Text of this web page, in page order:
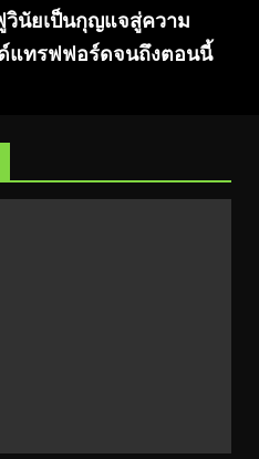
นัยเป็นกุญแจสู่ความ
แทรฟฟอร์ดจนถึงตอนนี้